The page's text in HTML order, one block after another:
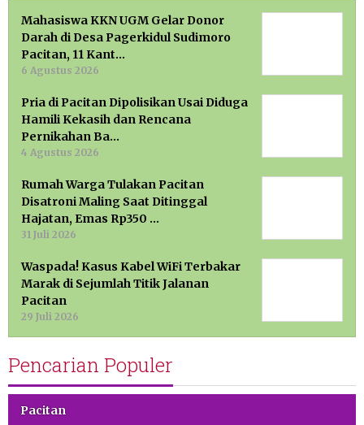
Mahasiswa KKN UGM Gelar Donor
Darah di Desa Pagerkidul Sudimoro
Pacitan, 11 Kant…
6 Agustus 2026
Pria di Pacitan Dipolisikan Usai Diduga
Hamili Kekasih dan Rencana
Pernikahan Ba…
4 Agustus 2026
Rumah Warga Tulakan Pacitan
Disatroni Maling Saat Ditinggal
Hajatan, Emas Rp350 …
31 Juli 2026
Waspada! Kasus Kabel WiFi Terbakar
Marak di Sejumlah Titik Jalanan
Pacitan
29 Juli 2026
Pencarian Populer
Pacitan